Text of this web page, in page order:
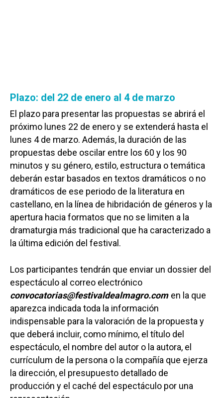
Plazo: del 22 de enero al 4 de marzo
El plazo para presentar las propuestas se abrirá el
próximo lunes 22 de enero y se extenderá hasta el
lunes 4 de marzo. Además, la duración de las
propuestas debe oscilar entre los 60 y los 90
minutos y su género, estilo, estructura o temática
deberán estar basados en textos dramáticos o no
dramáticos de ese periodo de la literatura en
castellano, en la línea de hibridación de géneros y la
apertura hacia formatos que no se limiten a la
dramaturgia más tradicional que ha caracterizado a
la última edición del festival.
Los participantes tendrán que enviar un dossier del
espectáculo al correo electrónico
convocatorias@festivaldealmagro.com en la que
aparezca indicada toda la información
indispensable para la valoración de la propuesta y
que deberá incluir, como mínimo, el título del
espectáculo, el nombre del autor o la autora, el
currículum de la persona o la compañía que ejerza
la dirección, el presupuesto detallado de
producción y el caché del espectáculo por una